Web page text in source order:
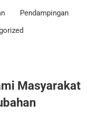
Pendampingan
Masyarakat